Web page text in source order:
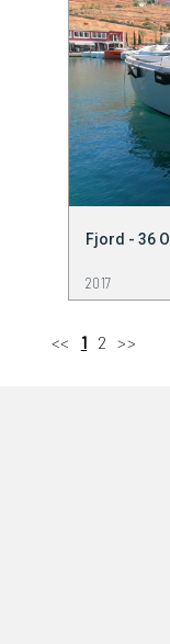
Fjord - 36
2017
<< 1 2 >>